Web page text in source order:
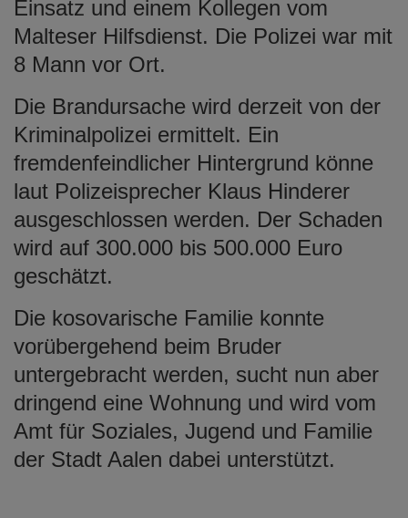
Einsatz und einem Kollegen vom
Malteser Hilfsdienst. Die Polizei war mit
8 Mann vor Ort.
Die Brandursache wird derzeit von der
Kriminalpolizei ermittelt. Ein
fremdenfeindlicher Hintergrund könne
laut Polizeisprecher Klaus Hinderer
ausgeschlossen werden. Der Schaden
wird auf 300.000 bis 500.000 Euro
geschätzt.
Die kosovarische Familie konnte
vorübergehend beim Bruder
untergebracht werden, sucht nun aber
dringend eine Wohnung und wird vom
Amt für Soziales, Jugend und Familie
der Stadt Aalen dabei unterstützt.